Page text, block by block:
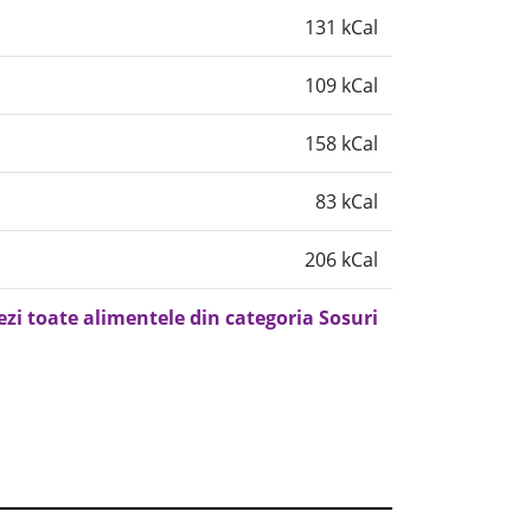
131 kCal
109 kCal
158 kCal
83 kCal
206 kCal
toate alimentele din categoria Sosuri